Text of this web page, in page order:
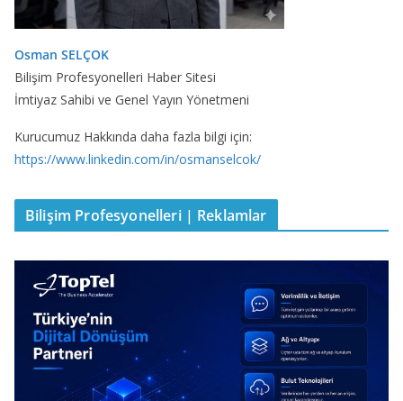
Osman SELÇOK
Bilişim Profesyonelleri Haber Sitesi
İmtiyaz Sahibi ve Genel Yayın Yönetmeni
Kurucumuz Hakkında daha fazla bilgi için:
https://www.linkedin.com/in/osmanselcok/
Bilişim Profesyonelleri | Reklamlar